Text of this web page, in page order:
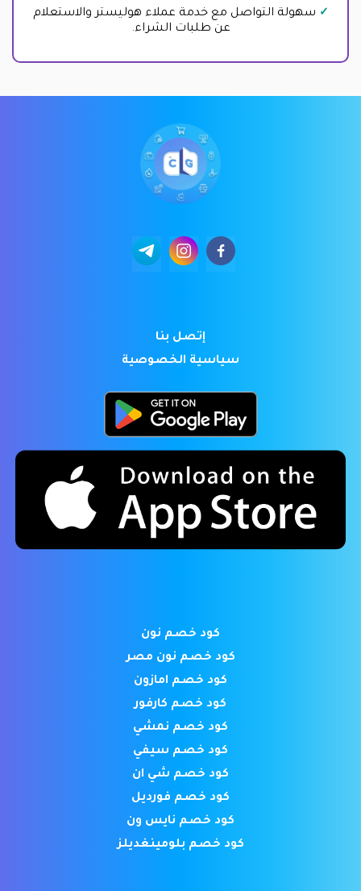
سهولة التواصل مع خدمة عملاء هوليستر والاستعلام
عن طلبات الشراء.
إتصل بنا
سياسية الخصوصية
كود خصم نون
كود خصم نون مصر
كود خصم امازون
كود خصم كارفور
كود خصم نمشي
كود خصم سيفي
كود خصم شي ان
كود خصم فورديل
كود خصم نايس ون
كود خصم بلومينغديلز